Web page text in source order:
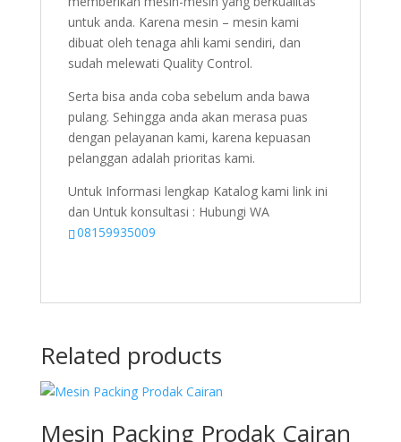
untuk anda. Karena mesin – mesin kami
dibuat oleh tenaga ahli kami sendiri, dan
sudah melewati Quality Control.
Serta bisa anda coba sebelum anda bawa
pulang. Sehingga anda akan merasa puas
dengan pelayanan kami, karena kepuasan
pelanggan adalah prioritas kami.
Untuk Informasi lengkap Katalog kami link ini
dan Untuk konsultasi : Hubungi WA
08159935009
Related products
Mesin Packing Prodak Cairan